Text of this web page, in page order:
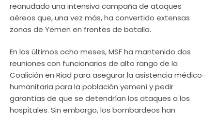
reanudado una intensiva campaña de ataques
aéreos que, una vez más, ha convertido extensas
zonas de Yemen en frentes de batalla.
En los últimos ocho meses, MSF ha mantenido dos
reuniones con funcionarios de alto rango de la
Coalición en Riad para asegurar la asistencia médico-
humanitaria para la población yemení y pedir
garantías de que se detendrían los ataques a los
hospitales. Sin embargo, los bombardeos han